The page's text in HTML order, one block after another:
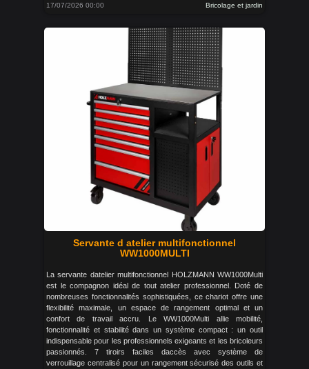
17/07/2026 00:00 Bricolage et jardin
Servante d atelier multifonctionnel
WW1000MULTI
La servante datelier multifonctionnel HOLZMANN WW1000Multi
est le compagnon idéal de tout atelier professionnel. Doté de
nombreuses fonctionnalités sophistiquées, ce chariot offre une
flexibilité maximale, un espace de rangement optimal et un
confort de travail accru. Le WW1000Multi allie mobilité,
fonctionnalité et stabilité dans un système compact : un outil
indispensable pour les professionnels exigeants et les bricoleurs
passionnés. 7 tiroirs faciles daccès avec système de
verrouillage centralisé pour un rangement sécurisé des outils et